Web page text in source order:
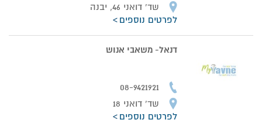
שד' דואני 46, יבנה
לפרטים נוספים
דנאל- משאבי אנוש
08-9421921
שד' דואני 18
לפרטים נוספים